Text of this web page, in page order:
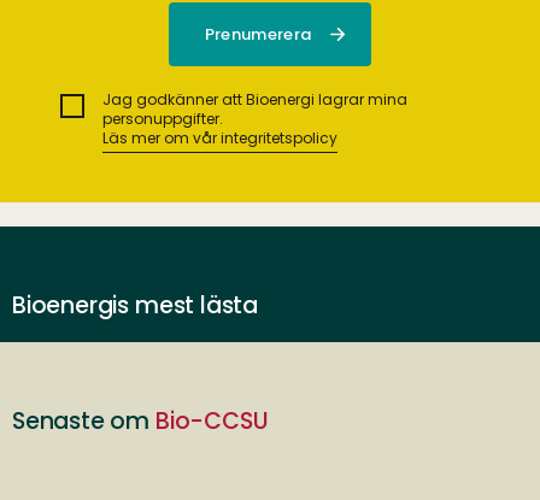
Jag godkänner att Bioenergi lagrar mina
personuppgifter.
Läs mer om vår integritetspolicy
Bioenergis mest lästa
Senaste om Bio-CCSU